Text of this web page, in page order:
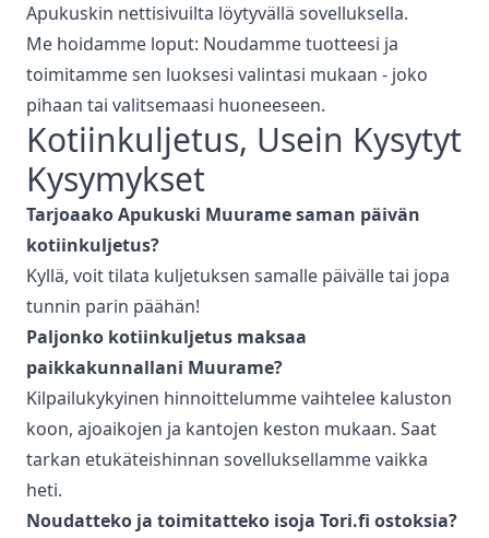
Apukuskin nettisivuilta löytyvällä sovelluksella.
Me hoidamme loput: Noudamme tuotteesi ja
toimitamme sen luoksesi valintasi mukaan - joko
pihaan tai valitsemaasi huoneeseen.
Kotiinkuljetus, Usein Kysytyt
Kysymykset
Tarjoaako Apukuski Muuramesaman päivän
kotiinkuljetus?
Kyllä, voit tilata kuljetuksen samalle päivälle tai jopa
tunnin parin päähän!
Paljonko kotiinkuljetus maksaa
paikkakunnallani Muurame?
Kilpailukykyinen hinnoittelumme vaihtelee kaluston
koon, ajoaikojen ja kantojen keston mukaan. Saat
tarkan etukäteishinnan sovelluksellamme vaikka
heti.
Noudatteko ja toimitatteko isoja Tori.fi ostoksia?